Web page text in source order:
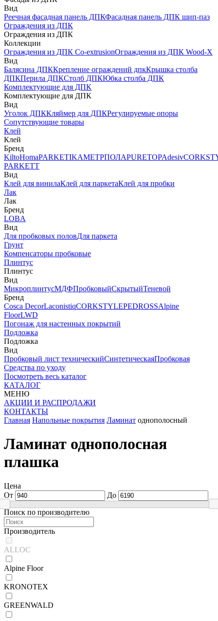
Вид
Реечная фасадная панель ДПКФасадная панель ДПК шип-паз
Ограждения из ДПК
Ограждения из ДПК
Коллекции
Ограждения из ДПК Co-extrusionОграждения из ДПК Wood-X
Вид
Балясина ДПККрепление ограждений дпкКрышка столба
ДПКПерила ДПКСтолб ДПКЮбка столба ДПК
Комплектующие для ДПК
Комплектующие для ДПК
Вид
Уголок ДПККляймер для ДПКРегулируемые опоры
Сопутствующие товары
Клей
Клей
Бренд
KiltoHomaPARKETIKAМЕТРПОЛАPURETOPAdesiv
PARKETT
Вид
Клей для винилаКлей для паркетаКлей для пробки
Лак
Лак
Бренд
LOBA
Вид
Для пробковых половДля паркета
Грунт
Компенсаторы пробковые
Плинтус
Плинтус
Вид
МикроплинтусМДФПробковыйСкрытыйТеневой
Бренд
Cosca DecorLaconistiqCORKSTYLEPEDROSSAlpine
FloorLWD
Погонаж для настенных покрытий
Подложка
Подложка
Вид
Пробковый лист техническийСинтетическаяПробковая
Средства по уходу
Посмотреть весь каталог
КАТАЛОГ
МЕНЮ
АКЦИИ И РАСПРОДАЖИ
КОНТАКТЫ
Главная Напольные покрытия Ламинат однополосный
Ламинат однополосная
плашка
Цена
От
До
Поиск по производителю
Производитель
ALLOC
Alpine Floor
KRONOTEX
GREENWALD